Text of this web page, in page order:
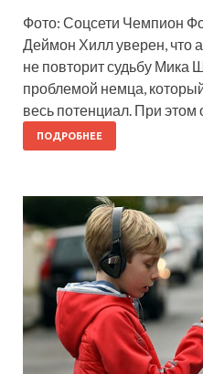
Фото: Соцсети Чемпион
Деймон Хилл уверен, что
не повторит судьбу Мика
проблемой немца,
весь потенциал. При этом
ПОДРОБНЕЕ